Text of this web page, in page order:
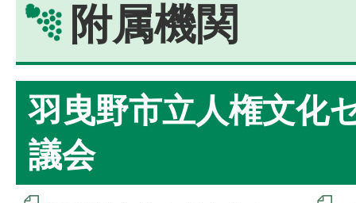
附属機関
羽曳野市立人権文化
議会